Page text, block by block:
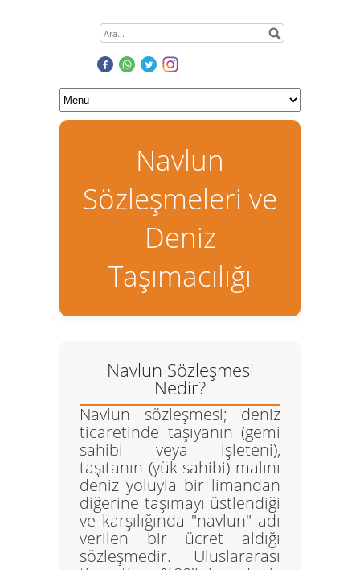
Navlun
Sözleşmeleri ve
Deniz
Taşımacılığı
Navlun Sözleşmesi
Nedir?
Navlun sözleşmesi; deniz
ticaretinde taşıyanın (gemi
sahibi veya işleteni),
taşıtanın (yük sahibi) malını
deniz yoluyla bir limandan
diğerine taşımayı üstlendiği
ve karşılığında "navlun" adı
verilen bir ücret aldığı
sözleşmedir. Uluslararası